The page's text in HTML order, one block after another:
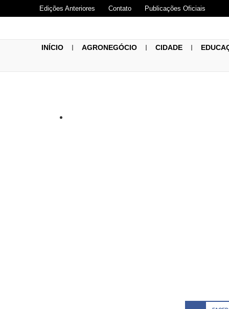
Edições Anteriores Contato Publicações Oficiais
INÍCIO AGRONEGÓCIO CIDADE